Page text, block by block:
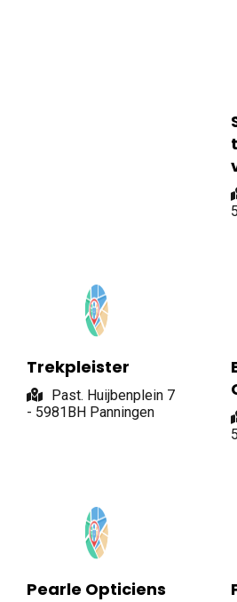
Trekpleister
Past. Huijbenplein 7
- 5981BH Panningen
Pearle Opticiens